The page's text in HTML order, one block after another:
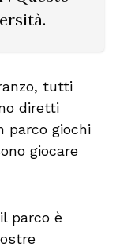
tutti
diretti
parco giochi
giocare
parco è